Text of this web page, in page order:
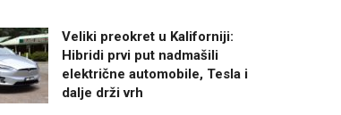
Veliki preokret u Kaliforniji:
Hibridi prvi put nadmašili
električne automobile, Tesla i
dalje drži vrh